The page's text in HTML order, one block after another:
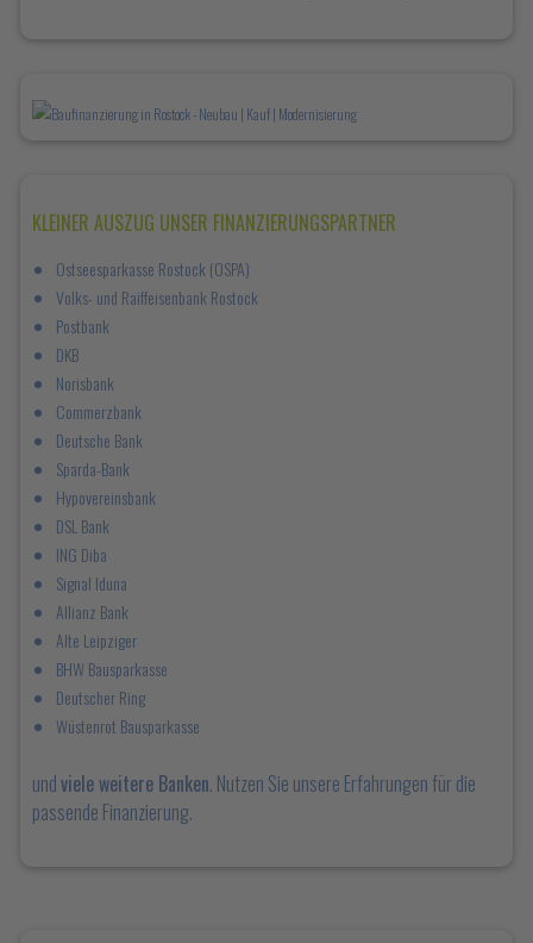
KLEINER AUSZUG UNSER FINANZIERUNGSPARTNER
Ostseesparkasse Rostock (OSPA)
Volks- und Raiffeisenbank Rostock
Postbank
DKB
Norisbank
Commerzbank
Deutsche Bank
Sparda-Bank
Hypovereinsbank
DSL Bank
ING Diba
Signal Iduna
Allianz Bank
Alte Leipziger
BHW Bausparkasse
Deutscher Ring
Wüstenrot Bausparkasse
undviele weitere Banken. Nutzen Sie unsere Erfahrungen für die
passende Finanzierung.